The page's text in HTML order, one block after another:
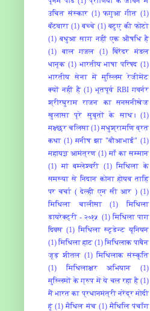
उचित संस्कार (1) फगुआ गीत (1)
बँटवारा (1) बच्‍चे (1) बटुए की फोटो
(1) बथुआ साग नहीं एक औषधि है
(1)
बाल गजल (1)
बिरेंदर मंडल
धानूक (1) भारतीय भाषा परिषद (1)
भारतीय सेना में मुस्लिम रेजीमेंट
क्यों नहीं है (1) भूतपूर्व RBI गवर्नर
श्रीरघुराम राजन का सनसनीखेज
खुलासा पूरे सुबूतों के साथ।
(1)
मक्ष्छर चलिसा (1) मधुश्रामणि व्रत
कथा (1) मनीष झा "बौआभाई" (1)
महायज्ञ आमंत्रण (1) माँ का सम्मान
(1) मां बम्‍लेश्‍वरी (1) मिथिला के
समस्या से निदान कोना होयब ताहि
पर चर्चा ( देल्ही एन सी आर ) (1)
मिथिला चालीसा
(1)
मिथिला
डायरेक्ट्री - २०१५ (1) मिथिला पाग
दिवस (1) मिथिला स्टूडेन्ट यूनियन
(1) मिथिला हाट (1) मिथिलाक पाबैन
जूड़ शीतल (1) मिथिलाक संस्कृति
(1)
मिथिलाक्षर अभियान
(1)
मुस्लिमों के ग्रुप में ये चल रहा है (1)
मैं भारत का प्रधानमंत्री नरेंद्र मोदी
हूं (1) मैथिल मंच (1) मैथिलि पंचाँग